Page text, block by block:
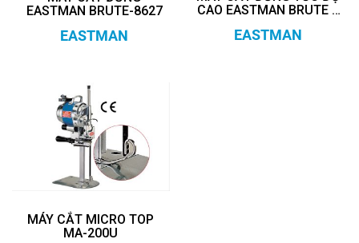
EASTMAN BRUTE-8627
EASTMAN
CAO EASTMAN BRUTE –
EASTMAN
MÁY CẮT MICRO TOP
MA-200U